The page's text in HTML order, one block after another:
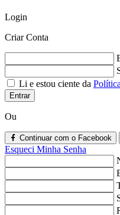
Login
Criar Conta
Li e estou ciente da
Entrar
Ou
Continuar com o Facebook
Esqueci Minha Senha